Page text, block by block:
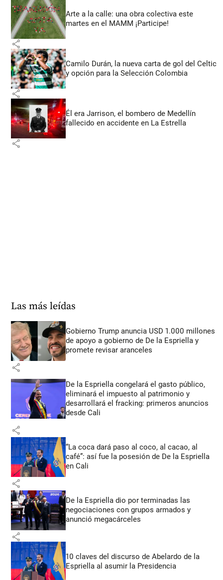
Arte a la calle: una obra colectiva este
martes en el MAMM ¡Participe!
share
Camilo Durán, la nueva carta de gol del Celtic
y opción para la Selección Colombia
share
Él era Jarrison, el bombero de Medellín
fallecido en accidente en La Estrella
share
Las más leídas
Gobierno Trump anuncia USD 1.000 millones
de apoyo a gobierno de De la Espriella y
promete revisar aranceles
share
De la Espriella congelará el gasto público,
eliminará el impuesto al patrimonio y
desarrollará el fracking: primeros anuncios
desde Cali
share
“La coca dará paso al coco, al cacao, al
café”: así fue la posesión de De la Espriella
en Cali
share
De la Espriella dio por terminadas las
negociaciones con grupos armados y
anunció megacárceles
share
10 claves del discurso de Abelardo de la
Espriella al asumir la Presidencia